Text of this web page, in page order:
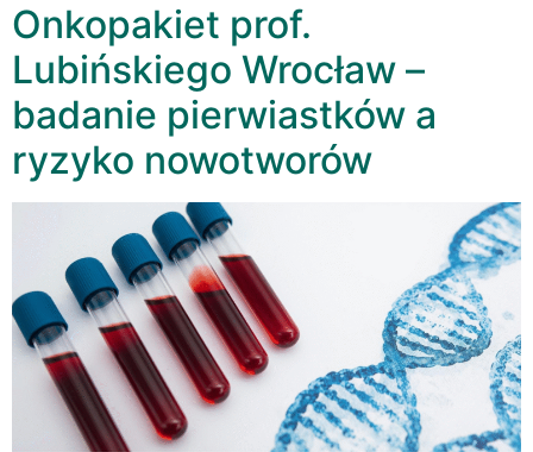
Onkopakiet prof.
Lubińskiego Wrocław –
badanie pierwiastków a
ryzyko nowotworów